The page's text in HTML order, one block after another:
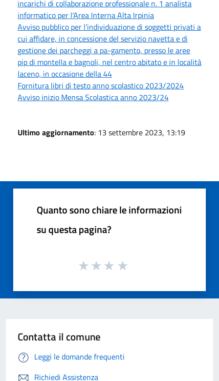
incarichi di collaborazione professionale n. 1 analista
informatico per l'Area Interna Alta Irpinia
Avviso pubblico per l’individuazione di soggetti privati a
cui affidare, in concessione del servizio navetta e di
gestione dei parcheggi a pa-gamento, presso le aree
pip di montella e bagnoli, nel centro abitato e in località
laceno, in occasione della 44
Fornitura libri di testo anno scolastico 2023/2024
Avviso inizio Mensa Scolastica anno 2023/24
Ultimo aggiornamento: 13 settembre 2023, 13:19
Quanto sono chiare le informazioni
su questa pagina?
Contatta il comune
Leggi le domande frequenti
Richiedi Assistenza